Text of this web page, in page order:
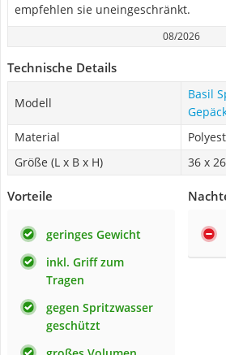
empfehlen sie uneingeschränkt.
08/2026
Technische Details
Modell
Basil
Material
Größe (L x B x H)
36 x
Vorteile
geringes Gewicht
inkl. Griff zum
Tragen
gegen Spritzwasser
geschützt